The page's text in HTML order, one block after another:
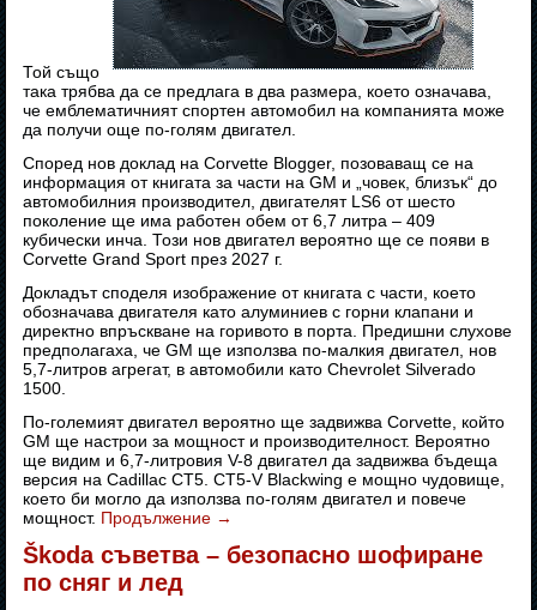
Той също
така трябва да се предлага в два размера, което означава,
че емблематичният спортен автомобил на компанията може
да получи още по-голям двигател.
Според нов доклад на Corvette Blogger, позоваващ се на
информация от книгата за части на GM и „човек, близък“ до
автомобилния производител, двигателят LS6 от шесто
поколение ще има работен обем от 6,7 литра – 409
кубически инча. Този нов двигател вероятно ще се появи в
Corvette Grand Sport през 2027 г.
Докладът споделя изображение от книгата с части, което
обозначава двигателя като алуминиев с горни клапани и
директно впръскване на горивото в порта. Предишни слухове
предполагаха, че GM ще използва по-малкия двигател, нов
5,7-литров агрегат, в автомобили като Chevrolet Silverado
1500.
По-големият двигател вероятно ще задвижва Corvette, който
GM ще настрои за мощност и производителност. Вероятно
ще видим и 6,7-литровия V-8 двигател да задвижва бъдеща
версия на Cadillac CT5. CT5-V Blackwing е мощно чудовище,
което би могло да използва по-голям двигател и повече
мощност. Продължение →
Škoda съветва – безопасно шофиране
по сняг и лед